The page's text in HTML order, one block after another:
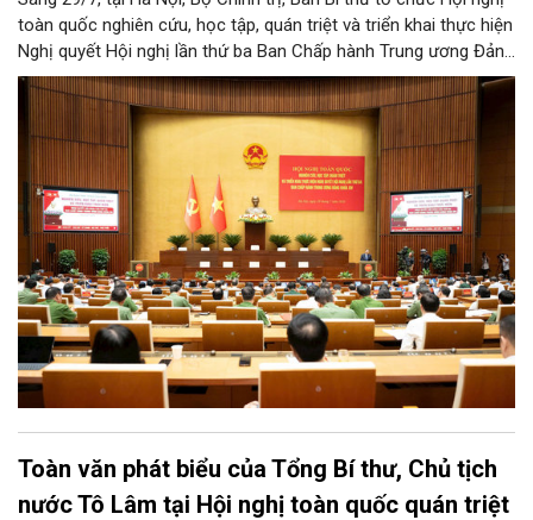
toàn quốc nghiên cứu, học tập, quán triệt và triển khai thực hiện
Nghị quyết Hội nghị lần thứ ba Ban Chấp hành Trung ương Đảng
khóa XIV.
Toàn văn phát biểu của Tổng Bí thư, Chủ tịch
nước Tô Lâm tại Hội nghị toàn quốc quán triệt